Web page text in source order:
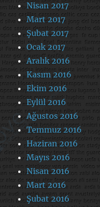
Nisan 2017
Mart 2017
Şubat 2017
Ocak 2017
Aralık 2016
Kasım 2016
Ekim 2016
Eylül 2016
Ağustos 2016
Temmuz 2016
Haziran 2016
Mayıs 2016
Nisan 2016
Mart 2016
Şubat 2016